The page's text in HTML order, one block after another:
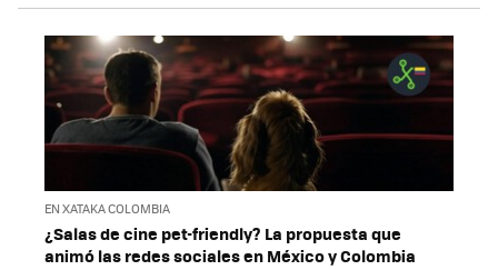
EN XATAKA COLOMBIA
¿Salas de cine pet-friendly? La propuesta que
animó las redes sociales en México y Colombia